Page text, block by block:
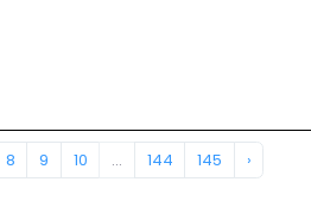
8 9 10 ... 144 145 ›